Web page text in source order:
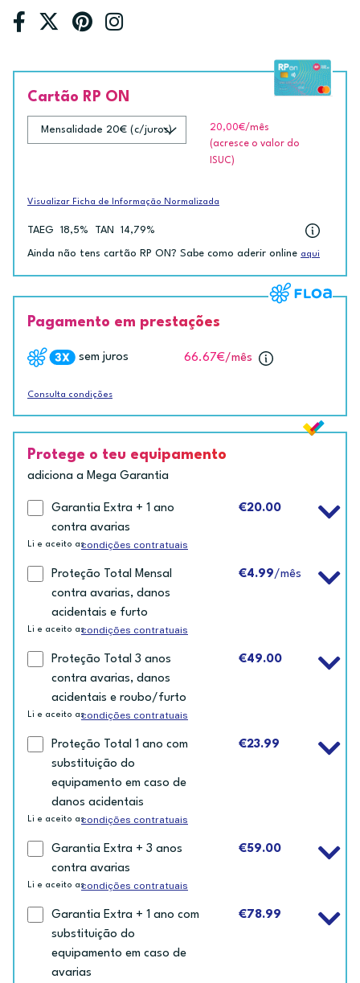
Cartão RP ON
20,00€/mês
(acresce o valor do
ISUC)
Visualizar Ficha de Informação Normalizada
TAEG 18,5% TAN 14,79%
Ainda não tens cartão RP ON? Sabe como aderir online aqui
Pagamento em prestações
sem juros 66.67€/mês
Consulta condições
Protege o teu equipamento
adiciona a Mega Garantia
Garantia Extra + 1 ano
contra avarias
€20.00
Li e aceito ascondições contratuais
Proteção Total Mensal
contra avarias, danos
acidentais e furto
€4.99/mês
Li e aceito ascondições contratuais
Proteção Total 3 anos
contra avarias, danos
acidentais e roubo/furto
€49.00
Li e aceito ascondições contratuais
Proteção Total 1 ano com
substituição do
equipamento em caso de
danos acidentais
€23.99
Li e aceito ascondições contratuais
Garantia Extra + 3 anos
contra avarias
€59.00
Li e aceito ascondições contratuais
Garantia Extra + 1 ano com
substituição do
equipamento em caso de
avarias
€78.99